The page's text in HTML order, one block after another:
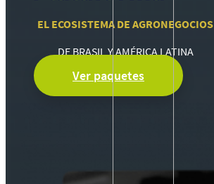
EL ECOSISTEMA DE AGRONEGOCIOS
DE BRASIL Y AMÉRICA LATINA
Ver paquetes